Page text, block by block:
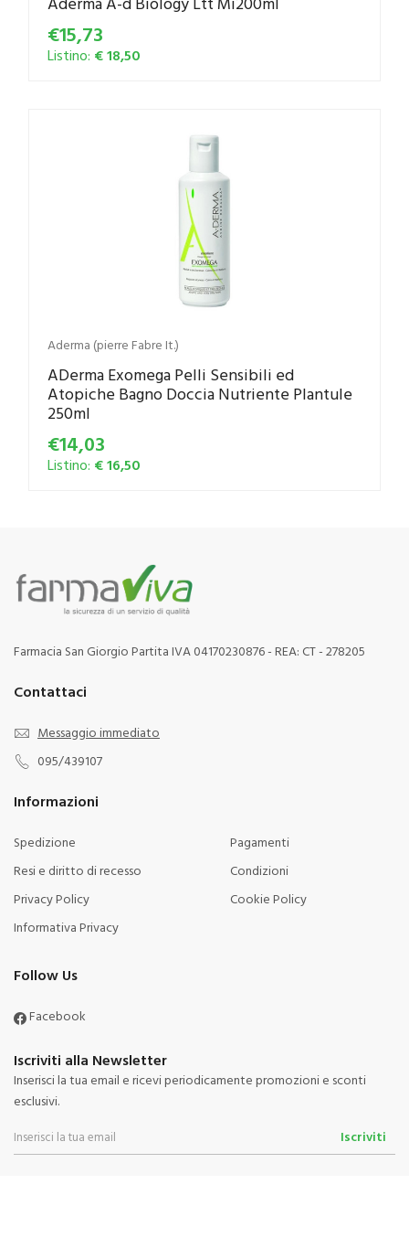
€15,73
Listino: € 18,50
Aderma (pierre Fabre It.)
ADerma Exomega Pelli Sensibili ed
Atopiche Bagno Doccia Nutriente Plantule
250ml
€14,03
Listino: € 16,50
Farmacia San Giorgio Partita IVA 04170230876 - REA: CT - 278205
Contattaci
Messaggio immediato
095/439107
Informazioni
Spedizione
Pagamenti
Resi e diritto di recesso
Condizioni
Privacy Policy
Cookie Policy
Informativa Privacy
Follow Us
Facebook
Iscriviti alla Newsletter
Inserisci la tua email e ricevi periodicamente promozioni e sconti
esclusivi.
Iscriviti